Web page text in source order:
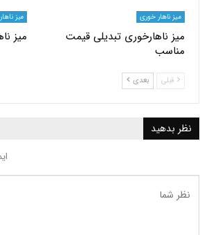
میز ناهار خوری
میز ناهارخوری تبدیلی قیمت
مناسب
میز
میز
قبلی بعدی
نظر بدهید